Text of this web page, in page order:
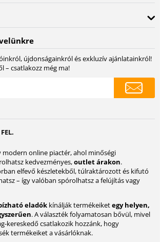
újdonságainkról és exkluzív ajánlatainkról!
– csatlakozz még ma!
modern online piactér, ahol minőségi
kedvezményes,outlet árakon.
elfevő készletekből, túlraktározott és kifutó
– így valóban spórolhatsz a felújítás vagy
eladók kínálják termékeiketegy helyen,
. A választék folyamatosan bővül, mivel
kereskedő csatlakozik hozzánk, hogy
termékeiket a vásárlóknak.